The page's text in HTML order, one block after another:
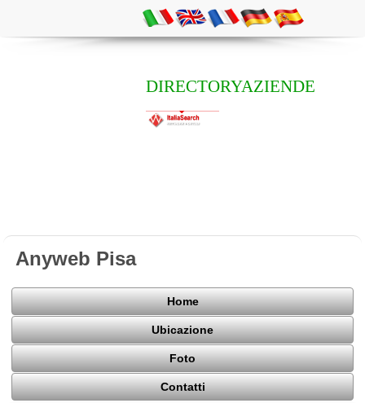
DIRECTORYAZIENDE
Anyweb Pisa
Home
Ubicazione
Foto
Contatti